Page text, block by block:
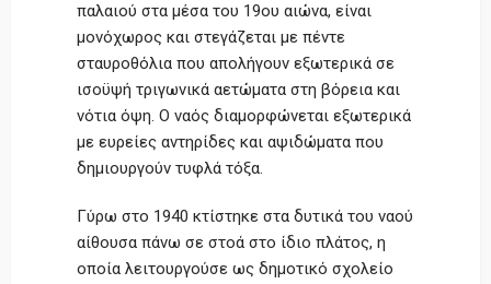
παλαιού στα μέσα του 19ου αιώνα, είναι
μονόχωρος και στεγάζεται με πέντε
σταυροθόλια που απολήγουν εξωτερικά σε
ισοϋψή τριγωνικά αετώματα στη βόρεια και
νότια όψη. Ο ναός διαμορφώνεται εξωτερικά
με ευρείες αντηρίδες και αψιδώματα που
δημιουργούν τυφλά τόξα.
Γύρω στο 1940 κτίστηκε στα δυτικά του ναού
αίθουσα πάνω σε στοά στο ίδιο πλάτος, η
οποία λειτουργούσε ως δημοτικό σχολείο